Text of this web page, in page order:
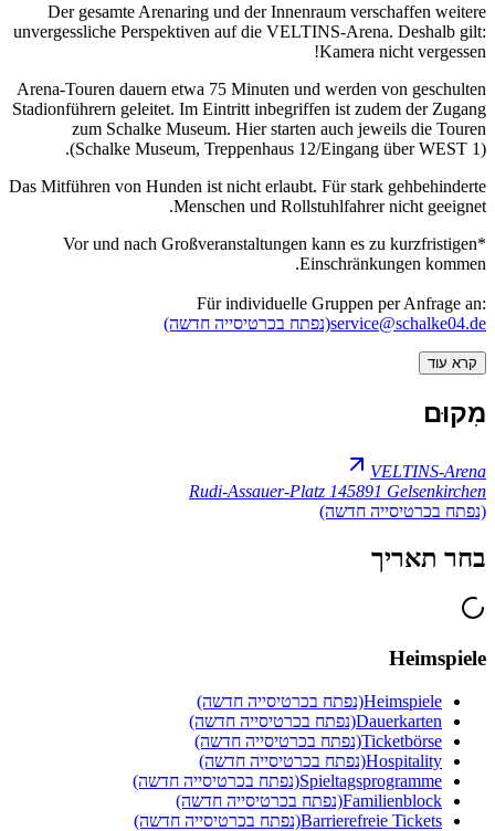
Der gesamte Arenaring und der Innenraum verschaffen weitere
unvergessliche Perspektiven auf die VELTINS-Arena. Deshalb gilt:
Kamera nicht vergessen!
Arena-Touren dauern etwa 75 Minuten und werden von geschulten
Stadionführern geleitet. Im Eintritt inbegriffen ist zudem der Zugang
zum Schalke Museum. Hier starten auch jeweils die Touren
(Schalke Museum, Treppenhaus 12/Eingang über WEST 1).
Das Mitführen von Hunden ist nicht erlaubt. Für stark gehbehinderte
Menschen und Rollstuhlfahrer nicht geeignet.
*Vor und nach Großveranstaltungen kann es zu kurzfristigen
Einschränkungen kommen.
Für individuelle Gruppen per Anfrage an:
service@schalke04.de(נפתח בכרטיסייה חדשה)
קרא עוד
מִקוּם
VELTINS-Arena
Rudi-Assauer-Platz 145891 Gelsenkirchen
(נפתח בכרטיסייה חדשה)
בחר תאריך
Heimspiele
Heimspiele(נפתח בכרטיסייה חדשה)
Dauerkarten(נפתח בכרטיסייה חדשה)
Ticketbörse(נפתח בכרטיסייה חדשה)
Hospitality(נפתח בכרטיסייה חדשה)
Spieltagsprogramme(נפתח בכרטיסייה חדשה)
Familienblock(נפתח בכרטיסייה חדשה)
Barrierefreie Tickets(נפתח בכרטיסייה חדשה)